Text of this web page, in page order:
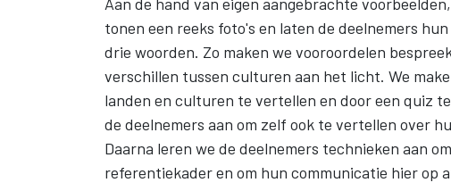
tonen een reeks foto's en laten de deelnemers
drie woorden. Zo maken we vooroordelen
verschillen tussen culturen aan het licht. We
landen en culturen te vertellen en door een quiz
de deelnemers aan om zelf ook te vertellen over
Daarna leren we de deelnemers technieken aan
referentiekader en om hun communicatie hier op